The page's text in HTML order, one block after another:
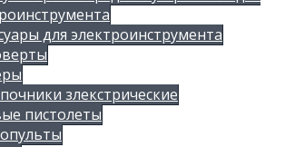
для электроинструмента
злекстрические
пистолеты